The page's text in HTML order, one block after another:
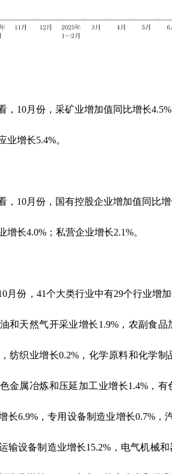
10月份，采矿业增加值同比增长4.5%
业增长5.4%。
10月份，国有控股企业增加值同比
增长4.0% ；私营企业增长2.1%。
月份， 41个大类行业中有29个行业增
油和天然气开采业增长1.9%，农副食品
，纺织业增长0.2% ，化学原料和化学
色金属冶炼和压延加工业增长1.4%，有
长6.9%，专用设备制造业增长0.7%，
输设备制造业增长15.2% ，电气机械